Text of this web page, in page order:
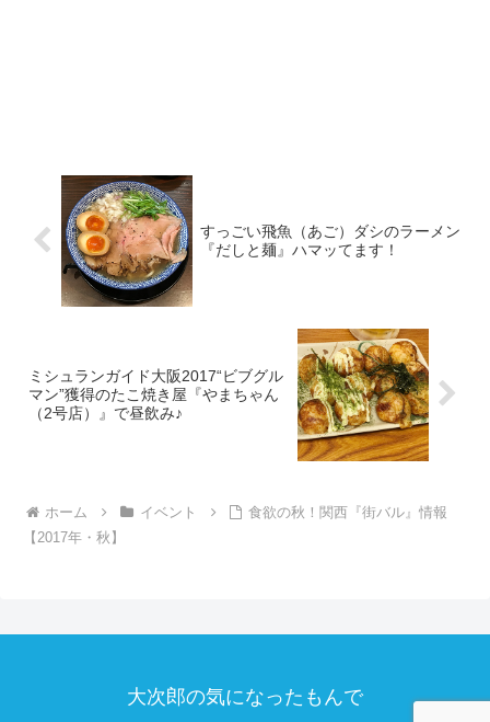
すっごい飛魚（あご）ダシのラーメン
『だしと麺』ハマッてます！
ミシュランガイド大阪2017“ビブグル
マン”獲得のたこ焼き屋『やまちゃん
（2号店）』で昼飲み♪
ホーム イベント
食欲の秋！関西『街バル』情報
【2017年・秋】
大次郎の気になったもんで